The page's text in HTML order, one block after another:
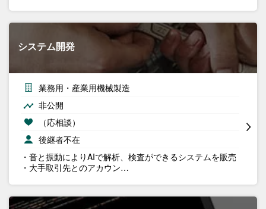
システム開発
業務用・産業用機械製造
非公開
（応相談）
後継者不在
・音と振動によりAIで解析、検査ができるシステムを販売
・大手取引先とのアカウン…